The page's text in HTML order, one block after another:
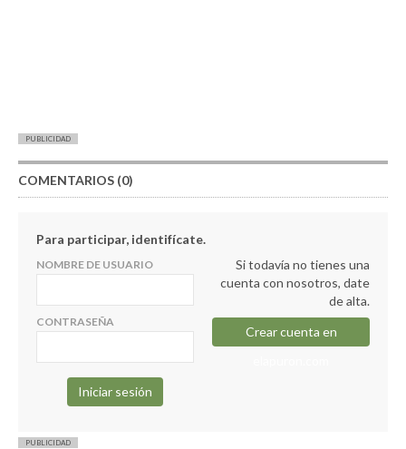
PUBLICIDAD
COMENTARIOS (0)
Para participar, identifícate.
NOMBRE DE USUARIO
CONTRASEÑA
Si todavía no tienes una
cuenta con nosotros, date
de alta.
Crear cuenta en
PUBLICIDAD